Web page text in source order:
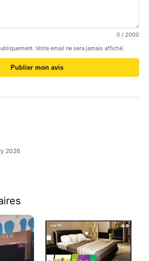
0 / 2000
Votre email ne sera jamais affiché.
Publier mon avis
2026